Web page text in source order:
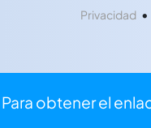
Para obtener el
Privacidad•